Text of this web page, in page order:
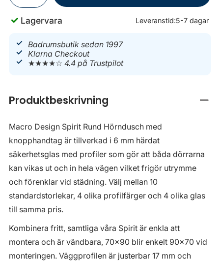
Lagervara Leveranstid:5-7 dagar
Badrumsbutik sedan 1997
Klarna Checkout
★★★★☆4.4 på Trustpilot
Produktbeskrivning
Macro Design Spirit Rund Hörndusch med
knopphandtag är tillverkad i 6 mm härdat
säkerhetsglas med profiler som gör att båda dörrarna
kan vikas ut och in hela vägen vilket frigör utrymme
och förenklar vid städning. Välj mellan 10
standardstorlekar, 4 olika profilfärger och 4 olika glas
till samma pris.
Kombinera fritt, samtliga våra Spirit är enkla att
montera och är vändbara, 70x90 blir enkelt 90x70 vid
monteringen. Väggprofilen är justerbar 17 mm och